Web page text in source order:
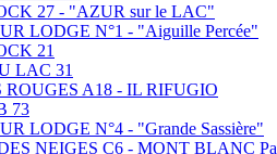
27 - "AZUR sur le LAC"
LODGE N°1 - "Aiguille Percée"
21
LAC 31
ROUGES A18 - IL RIFUGIO
73
LODGE N°4 - "Grande Sassière"
NEIGES C6 - MONT BLANC